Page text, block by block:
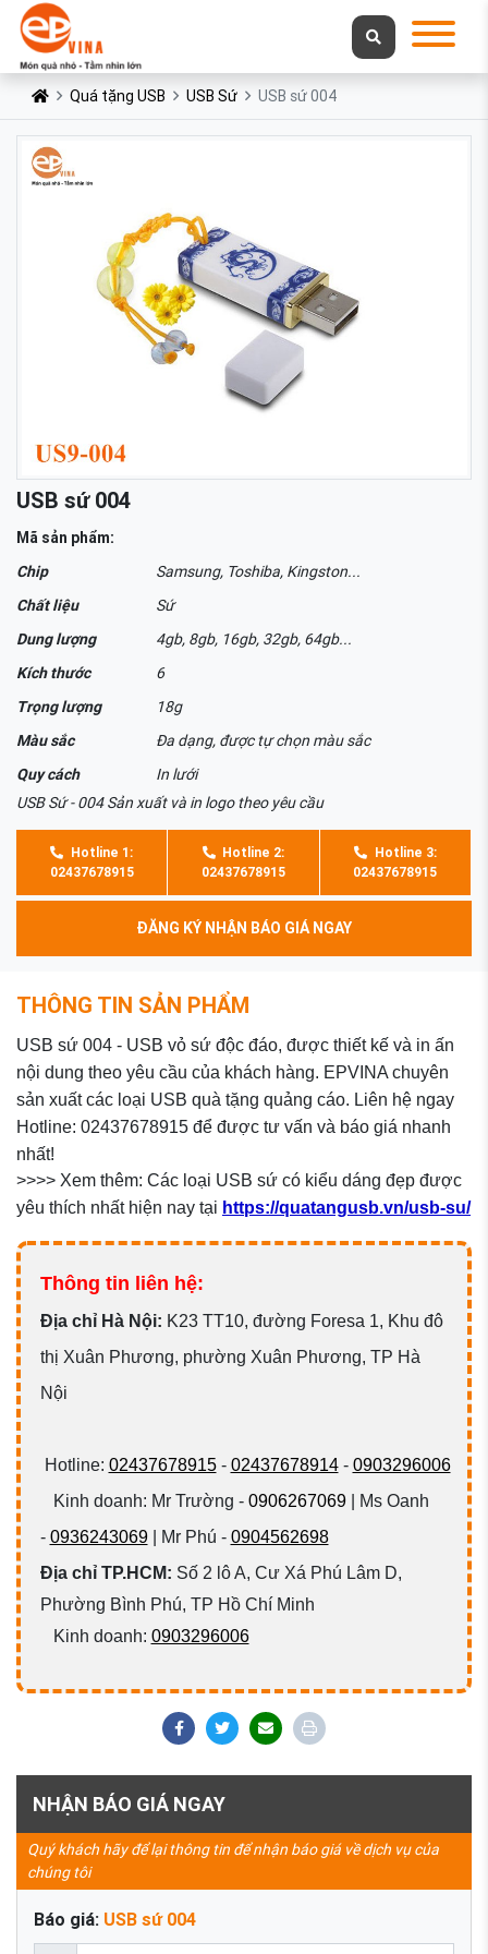
Quá tặng USB USB Sứ USB sứ 004
USB sứ 004
Mã sản phẩm:
Chip
Samsung, Toshiba, Kingston...
Chất liệu
Sứ
Dung lượng
4gb, 8gb, 16gb, 32gb, 64gb...
Kích thước
6
Trọng lượng
18g
Màu sắc
Đa dạng, được tự chọn màu sắc
Quy cách
In lưới
USB Sứ - 004 Sản xuất và in logo theo yêu cầu
Hotline 1:
02437678915
Hotline 2:
02437678915
Hotline 3:
02437678915
ĐĂNG KÝ NHẬN BÁO GIÁ NGAY
THÔNG TIN SẢN PHẨM
USB sứ 004 - USB vỏ sứ độc đáo, được thiết kế và in ấn
nội dung theo yêu cầu của khách hàng. EPVINA chuyên
sản xuất các loại USB quà tặng quảng cáo. Liên hệ ngay
Hotline: 02437678915 để được tư vấn và báo giá nhanh
nhất!
>>>> Xem thêm: Các loại USB sứ có kiểu dáng đẹp được
yêu thích nhất hiện nay tại https://quatangusb.vn/usb-su/​
Thông tin liên hệ:
Địa chỉ Hà Nội: K23 TT10, đường Foresa 1, Khu đô
thị Xuân Phương, phường Xuân Phương, TP Hà
Nội
Hotline: 02437678915- 02437678914- 0903296006
Kinh doanh: Mr Trường - 0906267069| Ms Oanh
- 0936243069| Mr Phú - 0904562698
Địa chỉ TP.HCM: Số 2 lô A, Cư Xá Phú Lâm D,
Phường Bình Phú, TP Hồ Chí Minh
Kinh doanh: 0903296006
NHẬN BÁO GIÁ NGAY
Quý khách hãy để lại thông tin để nhận báo giá về dịch vụ của
chúng tôi
Báo giá: USB sứ 004